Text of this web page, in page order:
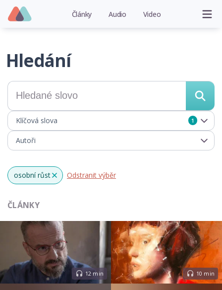
Články Audio Video
Hledání
Klíčová slova 1
Autoři
osobní růst x
Odstranit výběr
ČLÁNKY
12 min 10 min